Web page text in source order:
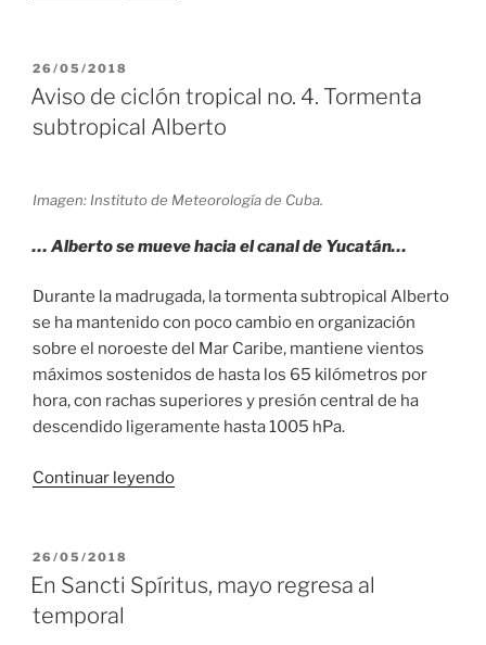
a
tormenta
PUBLICADO
EL
26/05/2018
Aviso de ciclón tropical no. 4. Tormenta
subtropical Alberto
Imagen: Instituto de Meteorología de Cuba.
… Alberto se mueve hacia el canal de Yucatán…
Durante la madrugada, la tormenta subtropical Alberto
se ha mantenido con poco cambio en organización
sobre el noroeste del Mar Caribe, mantiene vientos
máximos sostenidos de hasta los 65 kilómetros por
hora, con rachas superiores y presión central de ha
descendido ligeramente hasta 1005 hPa.
Continuar leyendo«Aviso
no.
PUBLICADO
EL
26/05/2018
En Sancti Spíritus, mayo regresa al
temporal